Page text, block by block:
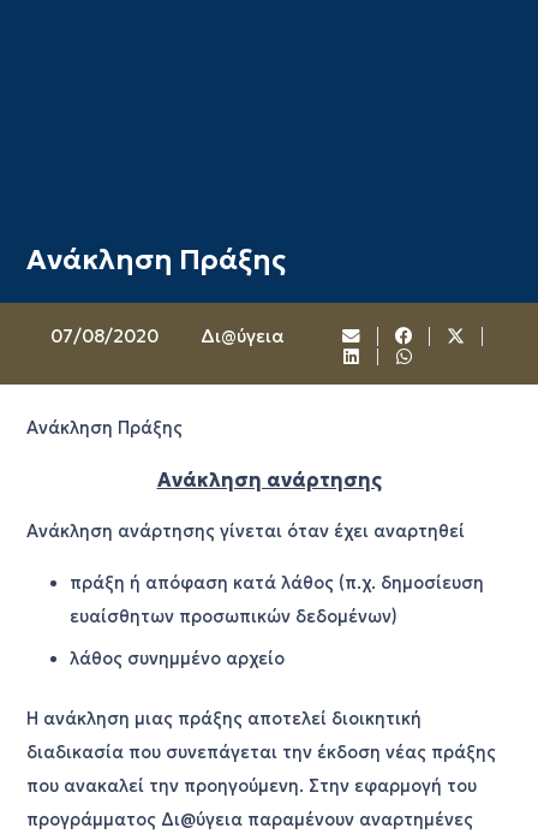
Ανάκληση Πράξης
07/08/2020 Δι@ύγεια
Ανάκληση Πράξης
Ανάκληση ανάρτησης
Ανάκληση ανάρτησης γίνεται όταν έχει αναρτηθεί
πράξη ή απόφαση κατά λάθος (π.χ. δημοσίευση
ευαίσθητων προσωπικών δεδομένων)
λάθος συνημμένο αρχείο
Η ανάκληση μιας πράξης αποτελεί διοικητική
διαδικασία που συνεπάγεται την έκδοση νέας πράξης
που ανακαλεί την προηγούμενη. Στην εφαρμογή του
προγράμματος Δι@ύγεια παραμένουν αναρτημένες